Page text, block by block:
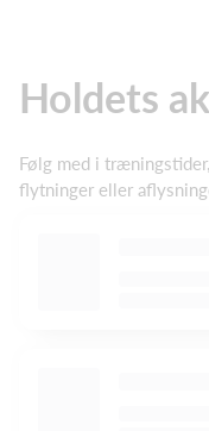
Holdets
Følg med i
flytninger eller